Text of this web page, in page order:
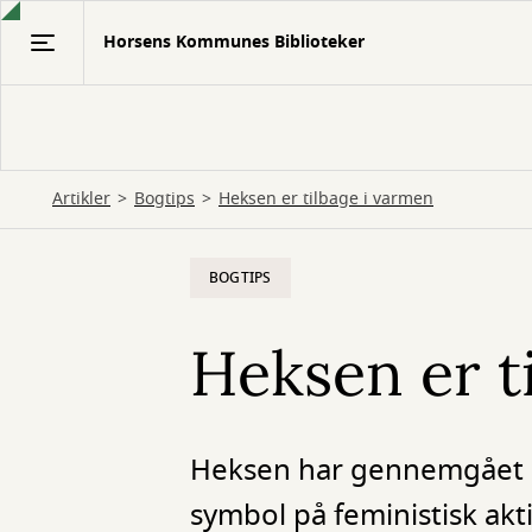
Gå
Horsens Kommunes Biblioteker
Artikler Bogtips Heksen er tilbage i varmen
BOGTIPS
Heksen er
Heksen har
symbol på feministisk